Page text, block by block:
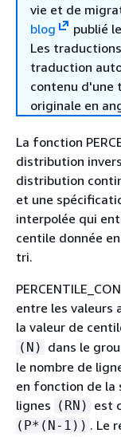
vie et de
blog
publié
Les
traduction
contenu d'une
originale en
La fonction
distribution
distribution
et une
interpolée qui
centile donnée
tri.
entre les valeurs
la valeur de
(N) dans le
le nombre de
en fonction de la
lignes (RN) est
(P*(N-1)) . Le